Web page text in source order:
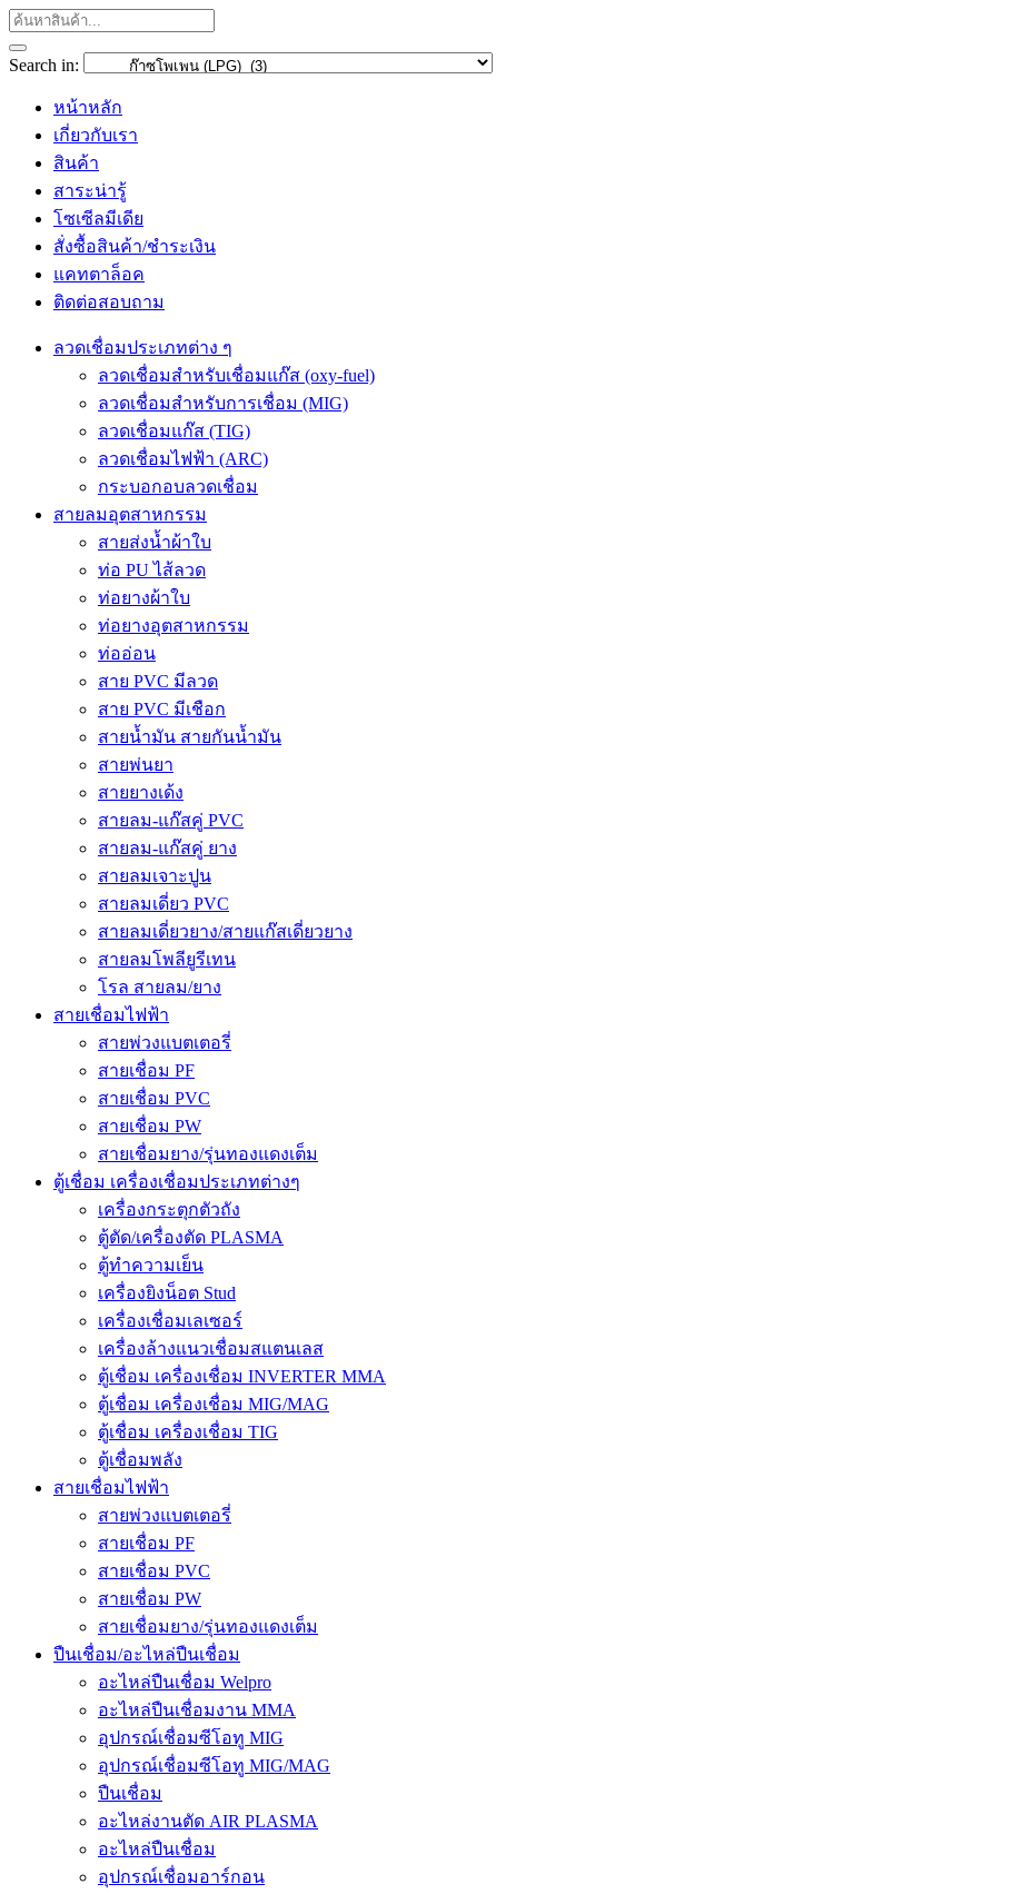
Search in:
หน้าหลัก
เกี่ยวกับเรา
สินค้า
สาระน่ารู้
โซเซีลมีเดีย
สั่งซื้อสินค้า/ชำระเงิน
แคทตาล็อค
ติดต่อสอบถาม
ลวดเชื่อมประเภทต่าง ๆ
ลวดเชื่อมสำหรับเชื่อมแก๊ส (oxy-fuel)
ลวดเชื่อมสำหรับการเชื่อม (MIG)
ลวดเชื่อมแก๊ส (TIG)
ลวดเชื่อมไฟฟ้า (ARC)
กระบอกอบลวดเชื่อม
สายลมอุตสาหกรรม
สายส่งน้ำผ้าใบ
ท่อ PU ไส้ลวด
ท่อยางผ้าใบ
ท่อยางอุตสาหกรรม
ท่ออ่อน
สาย PVC มีลวด
สาย PVC มีเชือก
สายน้ำมัน สายกันน้ำมัน
สายพ่นยา
สายยางเด้ง
สายลม-แก๊สคู่ PVC
สายลม-แก๊สคู่ ยาง
สายลมเจาะปูน
สายลมเดี่ยว PVC
สายลมเดี่ยวยาง/สายแก๊สเดี่ยวยาง
สายลมโพลียูรีเทน
โรล สายลม/ยาง
สายเชื่อมไฟฟ้า
สายพ่วงแบตเตอรี่
สายเชื่อม PF
สายเชื่อม PVC
สายเชื่อม PW
สายเชื่อมยาง/รุ่นทองแดงเต็ม
ตู้เชื่อม เครื่องเชื่อมประเภทต่างๆ
เครื่องกระตุกตัวถัง
ตู้ตัด/เครื่องตัด PLASMA
ตู้ทำความเย็น
เครื่องยิงน็อต Stud
เครื่องเชื่อมเลเซอร์
เครื่องล้างแนวเชื่อมสแตนเลส
ตู้เชื่อม เครื่องเชื่อม INVERTER MMA
ตู้เชื่อม เครื่องเชื่อม MIG/MAG
ตู้เชื่อม เครื่องเชื่อม TIG
ตู้เชื่อมพลัง
สายเชื่อมไฟฟ้า
สายพ่วงแบตเตอรี่
สายเชื่อม PF
สายเชื่อม PVC
สายเชื่อม PW
สายเชื่อมยาง/รุ่นทองแดงเต็ม
ปืนเชื่อม/อะไหล่ปืนเชื่อม
อะไหล่ปืนเชื่อม Welpro
อะไหล่ปืนเชื่อมงาน MMA
อุปกรณ์เชื่อมซีโอทู MIG
อุปกรณ์เชื่อมซีโอทู MIG/MAG
ปืนเชื่อม
อะไหล่งานตัด AIR PLASMA
อะไหล่ปืนเชื่อม
อุปกรณ์เชื่อมอาร์กอน